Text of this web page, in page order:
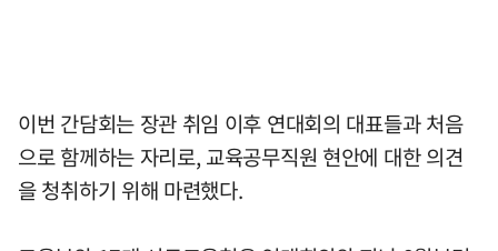
이번 간담회는 장관 취임 이후 연대회의 대표들과 처음
으로 함께하는 자리로, 교육공무직원 현안에 대한 의견
을 청취하기 위해 마련했다.